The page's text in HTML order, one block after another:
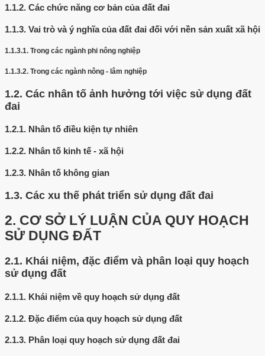
1.1.2. Các chức năng cơ bản của đất đai
1.1.3. Vai trò và ý nghĩa của đất đai đối với nền sản xuất xã hội
1.1.3.1. Trong các ngành phi nông nghiệp
1.1.3.2. Trong các ngành nông - lâm nghiệp
1.2. Các nhân tố ảnh hưởng tới việc sử dụng đất
đai
1.2.1. Nhân tố điều kiện tự nhiên
1.2.2. Nhân tố kinh tế - xã hội
1.2.3. Nhân tố không gian
1.3. Các xu thế phát triển sử dụng đất đai
2. CƠ SỞ LÝ LUẬN CỦA QUY HOẠCH
SỬ DỤNG ĐẤT
2.1. Khái niệm, đặc điểm và phân loại quy hoạch
sử dụng đất
2.1.1. Khái niệm về quy hoạch sử dụng đất
2.1.2. Đặc điểm của quy hoạch sử dụng đất
2.1.3. Phân loại quy hoạch sử dụng đất đai